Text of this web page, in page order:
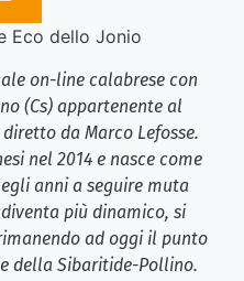
Eco dello Jonio
on-line calabrese con
(Cs) appartenente al
da Marco Lefosse.
nel 2014 e nasce come
anni a seguire muta
più dinamico, si
ad oggi il punto
della Sibaritide-Pollino.